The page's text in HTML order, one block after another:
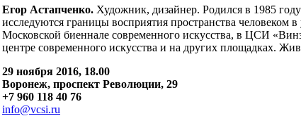
Егор Астапченко. Художник, дизайнер. Родился в 1985
исследуются границы восприятия пространства человеком
Московской биеннале современного искусства, в ЦСИ
центре современного искусства и на других площадках.
29 ноября 2016, 18.00
Воронеж, проспект Революции, 29
+7 960 118 40 76
info@vcsi.ru